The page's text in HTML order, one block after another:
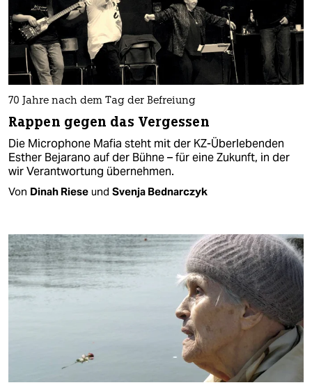
70 Jahre nach dem Tag der Befreiung
Rappen gegen das Vergessen
Die Microphone Mafia steht mit der KZ-Überlebenden
Esther Bejarano auf der Bühne – für eine Zukunft, in der
wir Verantwortung übernehmen.
Von Dinah Riese und Svenja Bednarczyk